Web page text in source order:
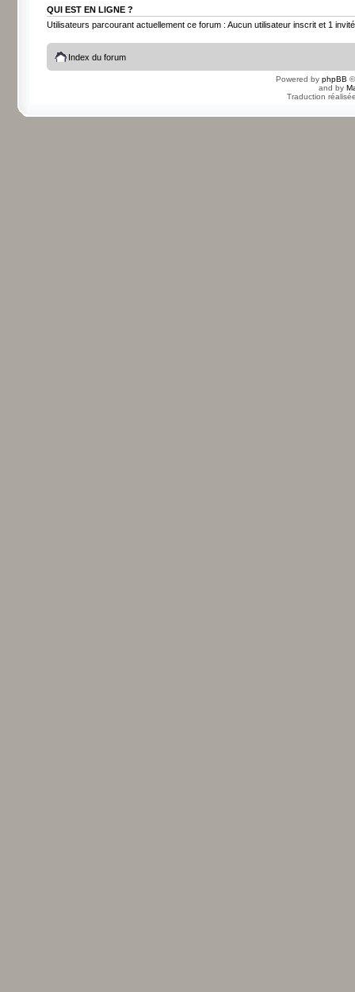
QUI EST EN LIGNE ?
Utilisateurs parcourant actuellement ce forum : Aucun utilisateur inscrit et 1 invité
Index du forum
Powered by phpBB
and by
Traduction